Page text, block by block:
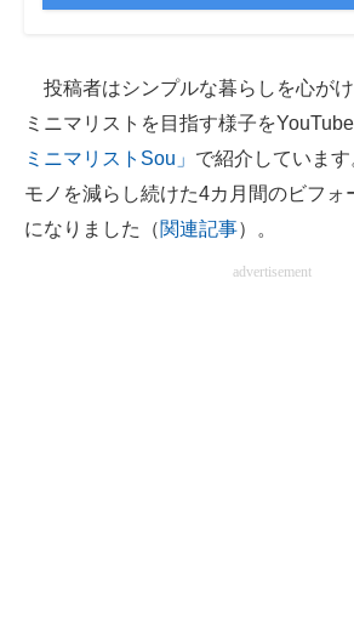
投稿者はシンプルな暮らしを心がけ
ミニマリストを目指す様子を
ミニマリストSou」 で紹介していま
モノを減らし続けた4カ月間のビフォ
になりました（関連記事）。
advertisement